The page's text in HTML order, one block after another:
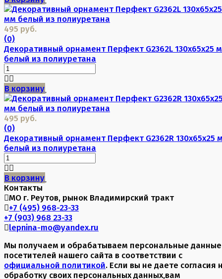
495 руб.
(0)
Декоративный орнамент Перфект G2362L 130х65х25
белый из полиуретана
В корзину
495 руб.
(0)
Декоративный орнамент Перфект G2362R 130х65х25
белый из полиуретана
В корзину
Контакты
МО г. Реутов, рынок Владимирский тракт
+7 (495) 968-23-33
+7 (903) 968 23-33
lepnina-mo@yandex.ru
Мы получаем и обрабатываем персональные данные
посетителей нашего сайта в соответствии с
официальной политикой. Если вы не даете согласия
обработку своих персональных данных,вам